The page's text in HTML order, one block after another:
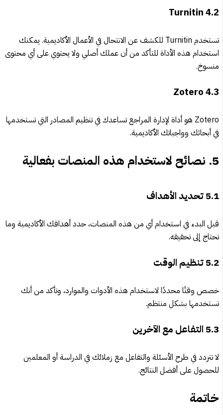
4.2
Turnitin
تستخدم Turnitin للكشف عن الانتحال في الأعمال الأكاديمية. يمكنك
استخدام هذه الأداة للتأكد من أن عملك أصلي ولا يحتوي على أي محتوى
منسوخ.
4.3
Zotero
Zotero هو أداة لإدارة المراجع تساعدك في تنظيم المصادر التي تستخدمها
في أبحاثك وواجباتك الأكاديمية.
5. نصائح لاستخدام هذه المنصات بفعالية
5.1تحديد الأهداف
قبل البدء في استخدام أي من هذه المنصات، حدد أهدافك الأكاديمية وما
تحتاج إلى تحقيقه.
5.2تنظيم الوقت
خصص وقتًا محددًا لاستخدام هذه الأدوات والموارد، وتأكد من أنك
تستخدمها بشكل منتظم.
5.3 التفاعل مع الآخرين
لا تتردد في طرح الأسئلة والتفاعل مع زملائك في الدراسة أو المعلمين
للحصول على أفضل النتائج.
خاتمة